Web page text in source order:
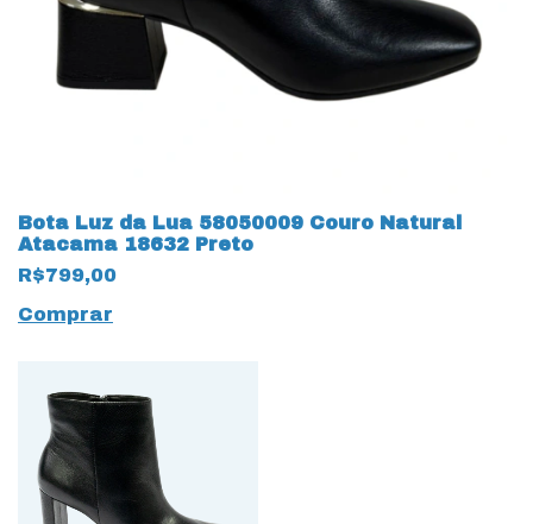
Bota Luz da Lua 58050009 Couro Natural
Atacama 18632 Preto
R$799,00
Comprar